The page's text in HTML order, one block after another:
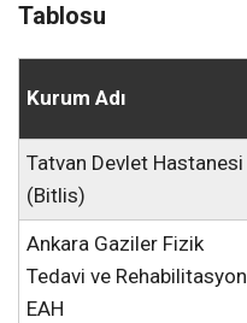
Tablosu
Kurum Adı
Tatvan Devlet Hastanesi
(Bitlis)
Ankara Gaziler Fizik
Tedavi ve Rehabilitasyon
EAH